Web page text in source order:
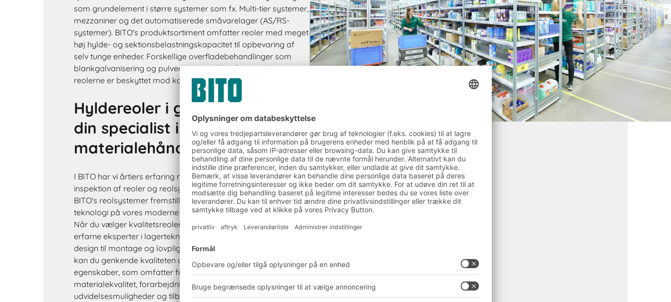
som grundelement i større systemer som fx. Multi-tier systemer,
mezzaniner og det automatiserede småvarelager (AS/RS-
systemer). BITO's produktsortiment omfatter reoler med meget
høj hylde- og sektionsbelastningskapacitet til opbevaring af
selv tunge enheder. Forskellige overfladebehandlinger som
blankgalvanisering og pulverlakering i RAL-farver sikrer, at
reolerne er beskyttet mod korrosion og afskalning.
Hyldereoler i god kvalitet fra
din specialist i lager- og
materialehåndtering
I BITO har vi årtiers erfaring med fremstilling, montage og
inspektion af reoler og reolsystemer og andet lagerudstyr.
BITO's reolsystemer fremstilles ved hjælp af den nyeste
teknologi på vores moderne energieffektive fabrik i Tyskland.
Når du vælger kvalitetsreoler fra BITO får du support fra vores
erfarne eksperter i lagerteknologi med alt fra planlægning og
design til montage og lovpligtige reolinspektionerer. Generelt
kan du genkende kvaliteten af en reol på forskellige
egenskaber, som omfatter fremstillingsproces,
materialekvalitet, forarbejdning og overfladefinish,
udvidelsesmuligheder og tilbehør, professionel montage og